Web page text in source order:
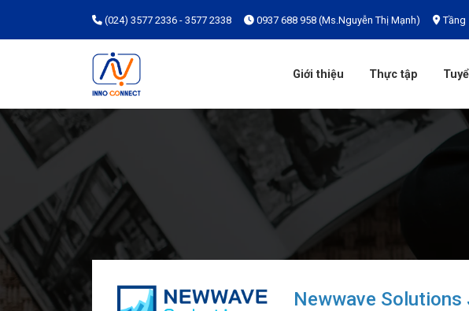
(024) 3577 2336 - 3577 2338 0937 688 958 (Ms.Nguyễn Thị Mạnh) Tầng
Giới thiệu Thực tập
Newwave Solutions